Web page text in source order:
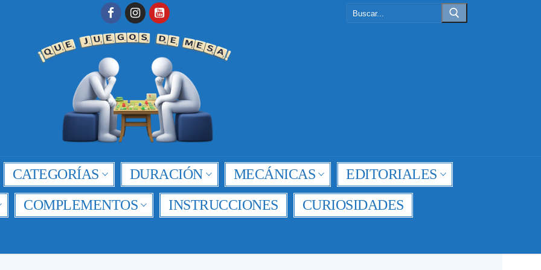
CATEGORÍAS DURACIÓN MECÁNICAS
EDITORIALES
COMPLEMENTOS INSTRUCCIONES
CURIOSIDADES